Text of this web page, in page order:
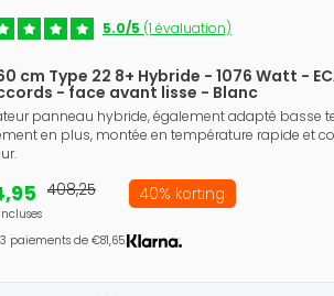
5.0/5 (1 évaluation)
cm Type 22 8+ Hybride - 1076 Watt -
- face avant lisse - Blanc
panneau hybride, également adapté basse
en plus, montée en température rapide et
408,25 40% korting
paiements de €81,65.